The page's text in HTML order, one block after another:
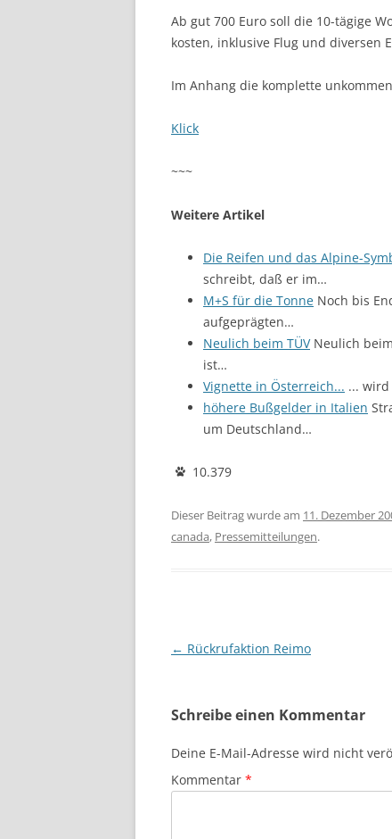
Ab gut 700 Euro soll die 10-tägige
kosten, inklusive Flug und diversen
Im Anhang die komplette
Klick
~~~
Weitere Artikel
Die Reifen und das Alpine-
schreibt, daß er im…
M+S für die Tonne Noch bis
aufgeprägten…
Neulich beim TÜVNeulich
ist…
Vignette in Österreich... ...
höhere Bußgelder in Italien
um Deutschland…
10.379
Dieser Beitrag wurde am 11. Dezember
canada, Pressemitteilungen.
Beitragsnavigation
← Rückrufaktion Reimo
Schreibe einen Kommentar
Deine E-Mail-Adresse wird nicht
Kommentar *